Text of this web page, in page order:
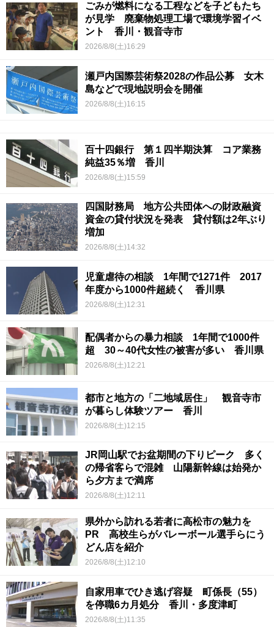
ごみが燃料になる工程などを子どもたち
が見学 廃棄物処理工場で環境学習イベ
ント 香川・観音寺市
2026/8/8(土)16:29
瀬戸内国際芸術祭2028の作品公募 女木
島などで現地説明会を開催
2026/8/8(土)16:15
百十四銀行 第１四半期決算 コア業務
純益35％増 香川
2026/8/8(土)15:59
四国財務局 地方公共団体への財政融資
資金の貸付状況を発表 貸付額は2年ぶり
増加
2026/8/8(土)14:32
児童虐待の相談 1年間で1271件 2017
年度から1000件超続く 香川県
2026/8/8(土)12:31
配偶者からの暴力相談 1年間で1000件
超 30～40代女性の被害が多い 香川県
2026/8/8(土)12:21
都市と地方の「二地域居住」 観音寺市
が暮らし体験ツアー 香川
2026/8/8(土)12:15
JR岡山駅でお盆期間の下りピーク 多く
の帰省客らで混雑 山陽新幹線は始発か
ら夕方まで満席
2026/8/8(土)12:11
県外から訪れる若者に高松市の魅力を
PR 高校生らがバレーボール選手らにう
どん店を紹介
2026/8/8(土)12:10
自家用車でひき逃げ容疑 町係長（55）
を停職6カ月処分 香川・多度津町
2026/8/8(土)11:35